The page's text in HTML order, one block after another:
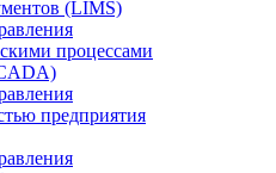
(LIMS)
процессами
предприятия